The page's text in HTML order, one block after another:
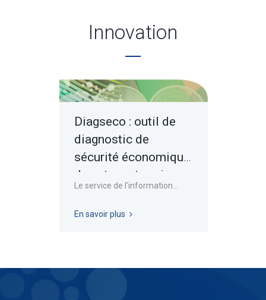
Innovation
Diagseco : outil de
diagnostic de
sécurité économique
de votre entreprise
Le service de l’information...
En savoir plus